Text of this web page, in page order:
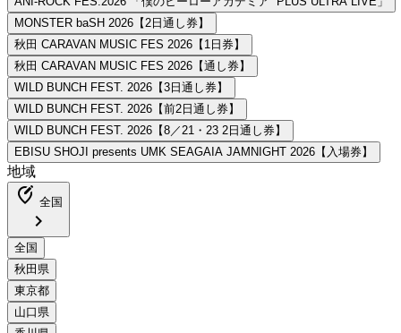
地域
edit_location_alt 全国
chevron_right